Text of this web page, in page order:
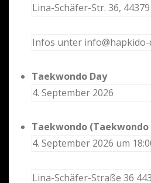
Lina-Schäfer-Str. 36,
Infos unter
Taekwondo Day
4. September 2026
Taekwondo (Taekwondo
4. September 2026 um
Lina-Schäfer-Straße 36